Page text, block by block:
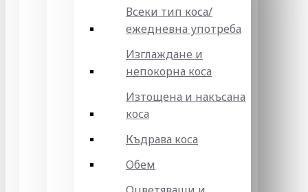
Всеки тип коса/
ежедневна употреба
Изглаждане и
непокорна коса
Изтощена и накъсана
коса
Къдрава коса
Обем